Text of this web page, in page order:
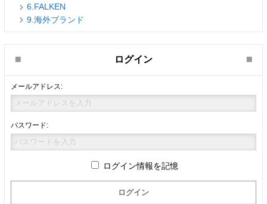
6.FALKEN
9.海外ブランド
ログイン
メールアドレス:
パスワード:
ログイン情報を記憶